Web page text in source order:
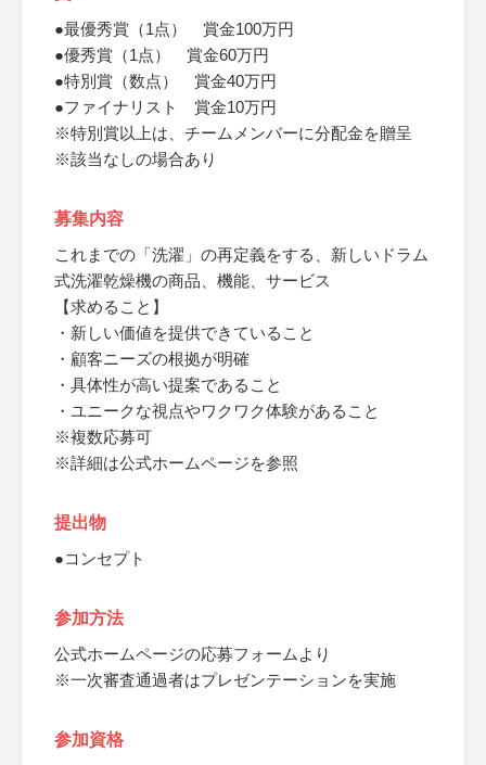
●最優秀賞（1点） 賞金100万円
●優秀賞（1点） 賞金60万円
●特別賞（数点） 賞金40万円
●ファイナリスト 賞金10万円
※特別賞以上は、チームメンバーに分配金を贈呈
※該当なしの場合あり
募集内容
これまでの「洗濯」の再定義をする、新しいドラム
式洗濯乾燥機の商品、機能、サービス
【求めること】
・新しい価値を提供できていること
・顧客ニーズの根拠が明確
・具体性が高い提案であること
・ユニークな視点やワクワク体験があること
※複数応募可
※詳細は公式ホームページを参照
提出物
●コンセプト
参加方法
公式ホームページの応募フォームより
※一次審査通過者はプレゼンテーションを実施
参加資格